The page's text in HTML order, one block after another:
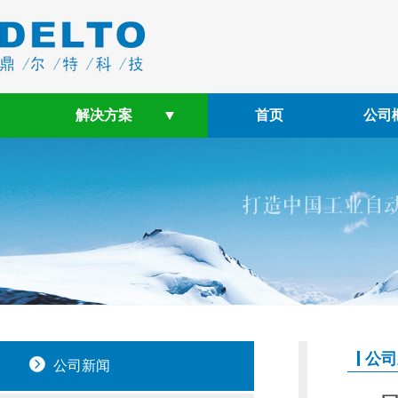
解决方案 首页 公司
公司新闻 公